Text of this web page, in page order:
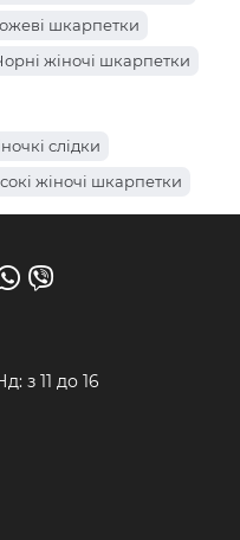
шкарпетки
жіночі шкарпетки
слідки
жіночі шкарпетки
з 11 до 16